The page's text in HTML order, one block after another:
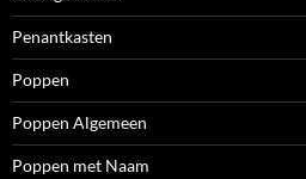
Penantkasten
Poppen
Poppen Algemeen
Poppen met Naam